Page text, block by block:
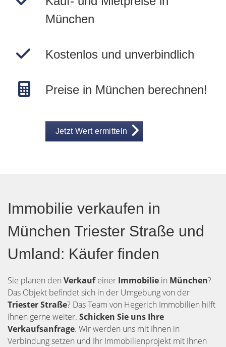
München
Kostenlos und unverbindlich
Preise in München berechnen!
Jetzt Wert ermitteln
Immobilie verkaufen in
München Triester Straße und
Umland: Käufer finden
Sie planen den Verkaufeiner Immobilie in München?
Das Objekt befindet sich in der Umgebung von der
Triester Straße? Das Team von Hegerich Immobilien hilft
Ihnen gerne weiter. Schicken Sie uns Ihre
Verkaufsanfrage. Wir werden uns mit Ihnen in
Verbindung setzen und Ihr Immobilienprojekt mit Ihnen